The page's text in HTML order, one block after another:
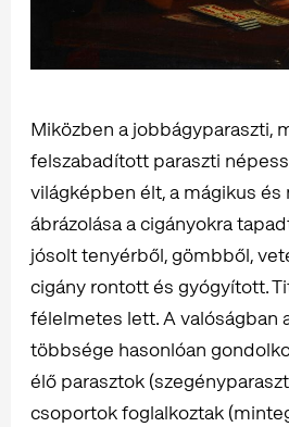
Miközben a jobbágyparaszti,
felszabadított paraszti
világképben élt, a mágikus és
ábrázolása a cigányokra
jósolt tenyérből, gömbből,
cigány rontott és gyógyított.
félelmetes lett. A valóságban
többsége hasonlóan
élő parasztok
csoportok foglalkoztak